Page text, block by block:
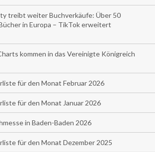
treibt weiter Buchverkäufe: Über 50
in Europa – TikTok erweitert
kommen in das Vereinigte Königreich
für den Monat Februar 2026
für den Monat Januar 2026
in Baden-Baden 2026
für den Monat Dezember 2025